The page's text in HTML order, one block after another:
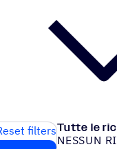
filtersTutte le
NESSUN